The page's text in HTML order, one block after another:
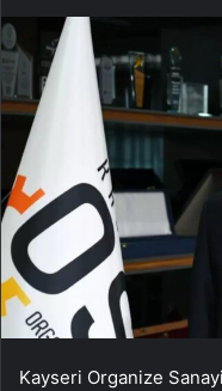
Kayseri Organize